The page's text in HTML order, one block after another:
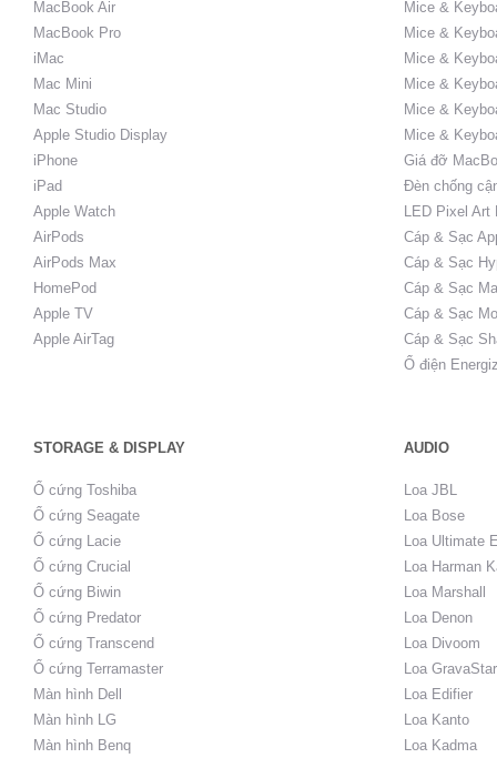
MacBook Air
MacBook Pro
iMac
Mac Mini
Mac Studio
Apple Studio Display
iPhone
iPad
Apple Watch
AirPods
AirPods Max
HomePod
Apple TV
Apple AirTag
Mice &
Mice &
Mice &
Mice &
Mice &
Mice &
Giá đỡ
Đèn chống
LED Pixel Art
Cáp & Sạc
Cáp & Sạc
Cáp & Sạc
Cáp & Sạc
Cáp & Sạc
Ổ điện
STORAGE & DISPLAY AUDIO
Ổ cứng Toshiba
Ổ cứng Seagate
Ổ cứng Lacie
Ổ cứng Crucial
Ổ cứng Biwin
Ổ cứng Predator
Ổ cứng Transcend
Ổ cứng Terramaster
Màn hình Dell
Màn hình LG
Màn hình Benq
Loa JBL
Loa Bose
Loa Ultimate
Loa Harman
Loa Marshall
Loa Denon
Loa Divoom
Loa GravaStar
Loa Edifier
Loa Kanto
Loa Kadma